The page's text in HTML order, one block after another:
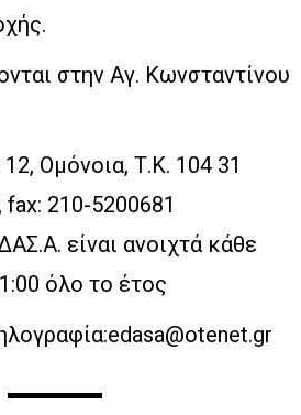
στην Αγ. Κωνσταντίνου
Ομόνοια, Τ.Κ. 104 31
210-5200681
είναι ανοιχτά κάθε
όλο το έτος